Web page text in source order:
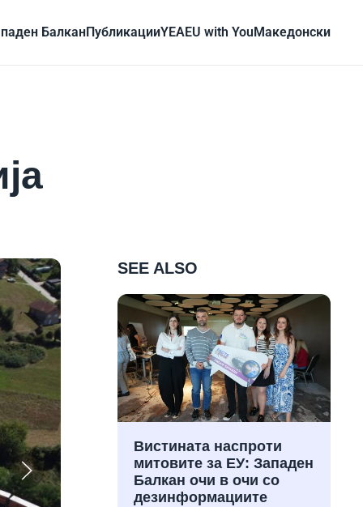
БалканПубликацииYEAEU with YouMакедонски
SEE ALSO
Вистината наспроти
митовите за ЕУ: Западен
Балкан очи в очи со
дезинформациите